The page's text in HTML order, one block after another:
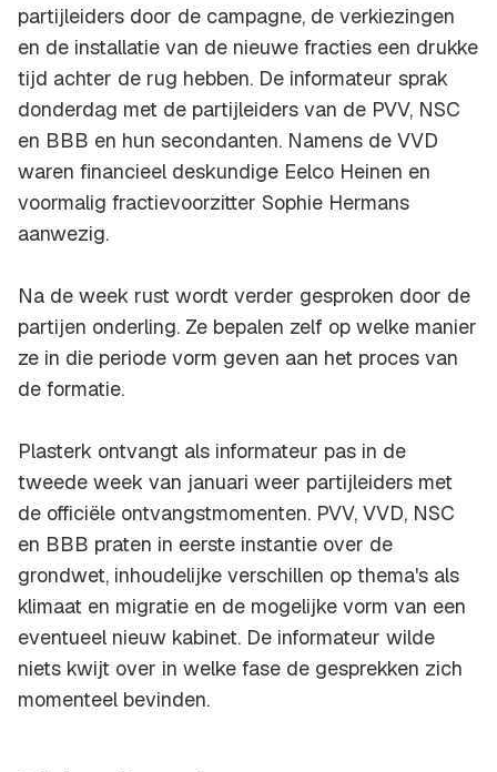
partijleiders door de campagne, de verkiezingen
en de installatie van de nieuwe fracties een drukke
tijd achter de rug hebben. De informateur sprak
donderdag met de partijleiders van de PVV, NSC
en BBB en hun secondanten. Namens de VVD
waren financieel deskundige Eelco Heinen en
voormalig fractievoorzitter Sophie Hermans
aanwezig.
Na de week rust wordt verder gesproken door de
partijen onderling. Ze bepalen zelf op welke manier
ze in die periode vorm geven aan het proces van
de formatie.
Plasterk ontvangt als informateur pas in de
tweede week van januari weer partijleiders met
de officiële ontvangstmomenten. PVV, VVD, NSC
en BBB praten in eerste instantie over de
grondwet, inhoudelijke verschillen op thema's als
klimaat en migratie en de mogelijke vorm van een
eventueel nieuw kabinet. De informateur wilde
niets kwijt over in welke fase de gesprekken zich
momenteel bevinden.